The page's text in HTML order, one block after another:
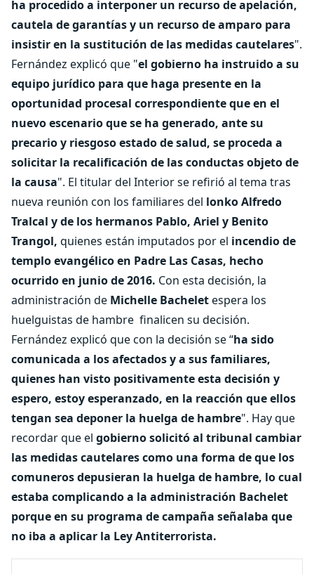
ha procedido a interponer un recurso de apelación,
cautela de garantías y un recurso de amparo para
insistir en la sustitución de las medidas cautelares".
Fernández explicó que "el gobierno ha instruido a su
equipo jurídico para que haga presente en la
oportunidad procesal correspondiente que en el
nuevo escenario que se ha generado, ante su
precario y riesgoso estado de salud, se proceda a
solicitar la recalificación de las conductas objeto de
la causa". El titular del Interior se refirió al tema tras
nueva reunión con los familiares del lonko Alfredo
Tralcal y de los hermanos Pablo, Ariel y Benito
Trangol, quienes están imputados por el incendio de
templo evangélico en Padre Las Casas, hecho
ocurrido en junio de 2016. Con esta decisión, la
administración de Michelle Bacheletespera los
huelguistas de hambre finalicen su decisión.
Fernández explicó que con la decisión se “ha sido
comunicada a los afectados y a sus familiares,
quienes han visto positivamente esta decisión y
espero, estoy esperanzado, en la reacción que ellos
tengan sea deponer la huelga de hambre". Hay que
recordar que el gobierno solicitó al tribunal cambiar
las medidas cautelares como una forma de que los
comuneros depusieran la huelga de hambre, lo cual
estaba complicando a la administración Bachelet
porque en su programa de campaña señalaba que
no iba a aplicar la Ley Antiterrorista.